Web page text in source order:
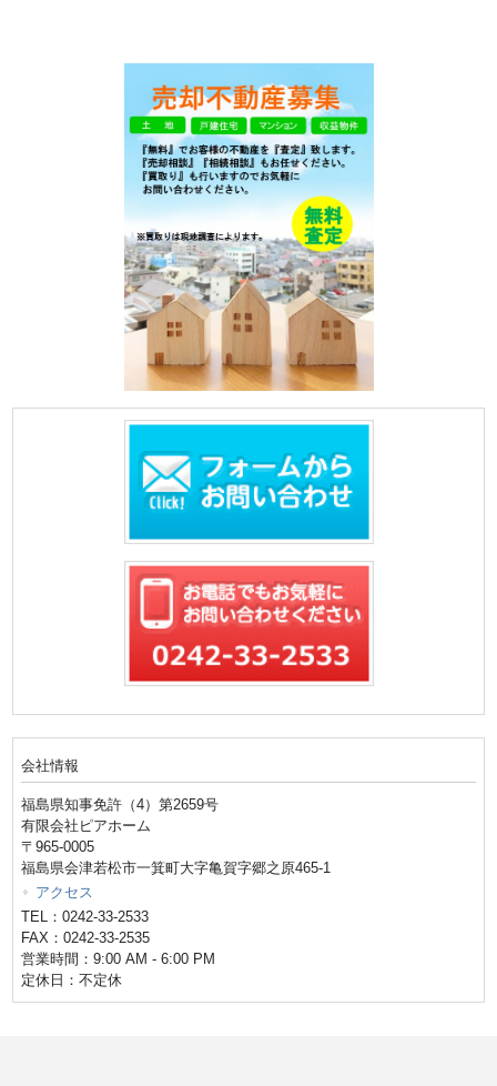
会社情報
福島県知事免許（4）第2659号
有限会社ピアホーム
〒965-0005
福島県会津若松市一箕町大字亀賀字郷之原465-1
アクセス
TEL：0242-33-2533
FAX：0242-33-2535
営業時間：9:00 AM - 6:00 PM
定休日：不定休